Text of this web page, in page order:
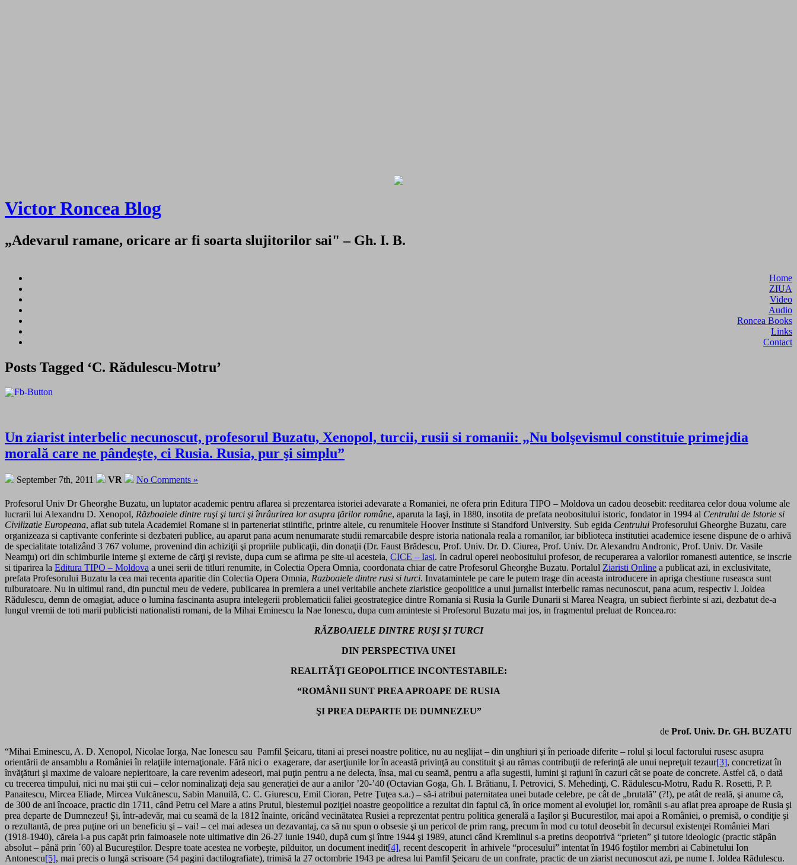
Victor Roncea Blog
„Adevarul ramane, oricare ar fi soarta slujitorilor sai" – Gh. I. B.
Home
ZIUA
Video
Audio
Roncea Books
Links
Contact
Posts Tagged ‘C. Rădulescu-Motru’
Un ziarist interbelic necunoscut, profesorul Buzatu, Xenopol, turcii, rusii si romanii: „Nu bolşevismul constituie primejdia
morală care ne pândeşte, ci Rusia. Rusia, pur şi simplu”
September 7th, 2011 VR No Comments »
Profesorul Univ Dr Gheorghe Buzatu, un luptator academic pentru aflarea si prezentarea istoriei adevarate a Romaniei, ne ofera prin Editura TIPO – Moldova un cadou deosebit: reeditarea celor doua volume ale
lucrarii lui Alexandru D. Xenopol, Războaiele dintre ruşi şi turci şi înrâurirea lor asupra ţărilor române, aparuta la Iaşi, in 1880, insotita de prefata neobositului istoric, fondator in 1994 al Centrului de Istorie si
Civilizatie Europeana, aflat sub tutela Academiei Romane si in parteneriat stiintific, printre altele, cu renumitele Hoover Institute si Standford University. Sub egida Centrului Profesorului Gheorghe Buzatu, care
organizeaza si captivante conferinte si dezbateri publice, au aparut pana acum nenumarate studii remarcabile despre istoria nationala reala a romanilor, iar biblioteca institutiei academice iesene dispune de o arhivă
de specialitate totalizând 3 767 volume, provenind din achiziţii şi propriile publicaţii, din donaţii (Dr. Faust Brădescu, Prof. Univ. Dr. D. Ciurea, Prof. Univ. Dr. Alexandru Andronic, Prof. Univ. Dr. Vasile
Neamţu) ori din schimburile interne şi externe de cărţi şi reviste, dupa cum se afirma pe site-ul acesteia, CICE – Iasi. In cadrul operei neobositului profesor, de recuperarea a valorilor romanesti autentice, se inscrie
si tiparirea la Editura TIPO – Moldova a unei serii de titluri renumite, in Colectia Opera Omnia, coordonata chiar de catre Profesorul Gheorghe Buzatu. Portalul Ziaristi Online a publicat azi, in exclusivitate,
prefata Profesorului Buzatu la cea mai recenta aparitie din Colectia Opera Omnia, Razboaiele dintre rusi si turci. Invatamintele pe care le putem trage din aceasta introducere in apriga chestiune ruseasca sunt
tulburatoare. Nu in ultimul rand, din punctul meu de vedere, publicarea in premiera a unei veritabile anchete ziaristice geopolitice a unui jurnalist interbelic ramas necunoscut, pana acum, respectiv I. Joldea
Rădulescu, demn de omagiat, aduce o lumina fascinanta asupra intelegerii problematicii faliei geostrategice dintre Romania si Rusia la Gurile Dunarii si Marea Neagra, un subiect fierbinte si azi, dezbatut de-a
lungul vremii de toti marii publicisti nationalisti romani, de la Mihai Eminescu la Nae Ionescu, dupa cum aminteste si Profesorul Buzatu mai jos, in fragmentul preluat de Roncea.ro:
RĂZBOAIELE DINTRE RUŞI ŞI TURCI
DIN PERSPECTIVA UNEI
REALITĂŢI GEOPOLITICE INCONTESTABILE:
“ROMÂNII SUNT PREA APROAPE DE RUSIA
ŞI PREA DEPARTE DE DUMNEZEU”
de Prof. Univ. Dr. GH. BUZATU
“Mihai Eminescu, A. D. Xenopol, Nicolae Iorga, Nae Ionescu sau Pamfil Şeicaru, titani ai presei noastre politice, nu au neglijat – din unghiuri şi în perioade diferite – rolul şi locul factorului rusesc asupra
orientării de ansamblu a României în relaţiile internaţionale. Fără nici o exagerare, dar aserţiunile lor în această privinţă au constituit şi au rămas contribuţii de referinţă ale unui nepreţuit tezaur[3], concretizat în
învăţături şi maxime de valoare nepieritoare, la care revenim adeseori, mai puţin pentru a ne delecta, însa, mai cu seamă, pentru a afla sugestii, lumini şi raţiuni în cazuri cât se poate de concrete. Astfel că, o dată
cu trecerea timpului, nici nu mai ştii cui – celor nominalizaţi deja sau generaţiei de aur a anilor ’20-’40 (Octavian Goga, Gh. I. Brătianu, I. Petrovici, S. Mehedinţi, C. Rădulescu-Motru, Radu R. Rosetti, P. P.
Panaitescu, Mircea Eliade, Mircea Vulcănescu, Sabin Manuilă, C. C. Giurescu, Emil Cioran, Petre Ţuţea s.a.) – să-i atribui paternitatea unei butade celebre, pe cât de „brutală” (?!), pe atât de reală, şi anume că,
de 300 de ani încoace, practic din 1711, când Petru cel Mare a atins Prutul, blestemul poziţiei noastre geopolitice a rezultat din faptul că, în orice moment al evoluţiei lor, românii s-au aflat prea aproape de Rusia şi
prea departe de Dumnezeu! Şi, într-adevăr, mai cu seamă de la 1812 înainte, oricând vecinătatea Rusiei a reprezentat pentru politica generală a Iaşilor şi Bucurestilor, mai apoi a României, o premisă, o condiţie şi
o rezultantă, de prea puţine ori un beneficiu şi – vai! – cel mai adesea un dezavantaj, ca să nu spun o obsesie şi un pericol de prim rang, precum în mod cu totul deosebit în decursul existenţei României Mari
(1918-1940), căreia i-a pus capăt prin faimoasele note ultimative din 26-27 iunie 1940, după cum şi între 1944 şi 1989, atunci când Kremlinul s-a pretins deopotrivă “prieten” şi tutore ideologic (practic stăpân
absolut – până prin ´60) al Bucureştilor. Despre toate acestea ne vorbeşte, pilduitor, un document inedit[4], recent descoperit în arhivele “procesului” intentat în 1946 foştilor membri ai Cabinetului Ion
Antonescu[5], mai precis o lungă scrisoare (54 pagini dactilografiate), trimisă la 27 octombrie 1943 pe adresa lui Pamfil Şeicaru de un confrate, practic de un ziarist necunoscut azi, pe nume I. Joldea Rădulescu.